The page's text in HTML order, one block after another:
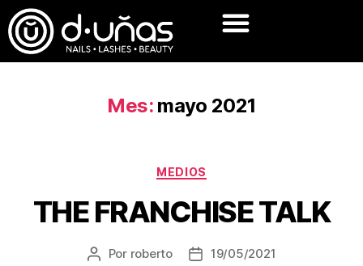
Mes: mayo 2021
MEDIOS
THE FRANCHISE TALK
Por roberto
19/05/2021